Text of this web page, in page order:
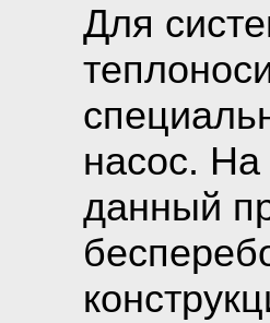
Для
насос.
данный